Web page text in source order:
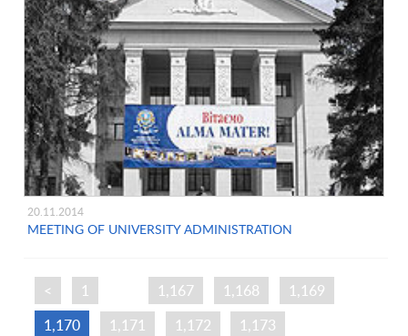
20.11.2014
MEETING OF UNIVERSITY ADMINISTRATION
< 1 1,167 1,168
1,169
1,170
1,171 1,172 1,173